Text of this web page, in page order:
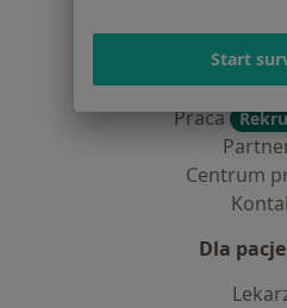
Jak działają
O
Praca
Centrum
Dla
Start